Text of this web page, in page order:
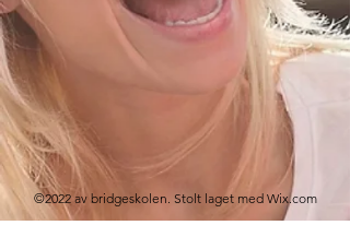
©2022 av bridgeskolen. Stolt laget med Wix.com